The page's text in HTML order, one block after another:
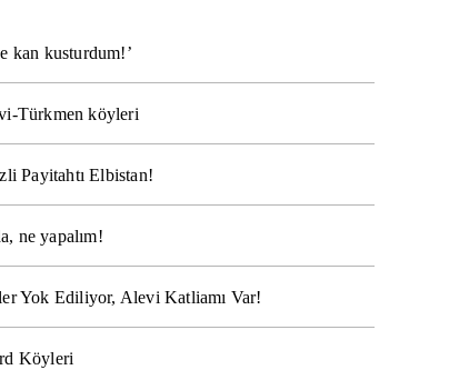
kan kusturdum!’
Türkmen köyleri
Payitahtı Elbistan!
ne yapalım!
Yok Ediliyor, Alevi Katliamı Var!
Köyleri